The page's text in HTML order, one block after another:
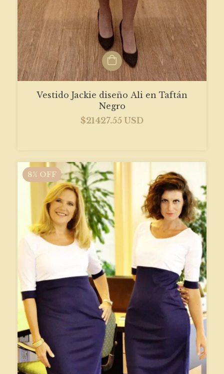
Vestido Jackie diseño Ali en Taftán
Negro
$21427.55 USD
8% OFF